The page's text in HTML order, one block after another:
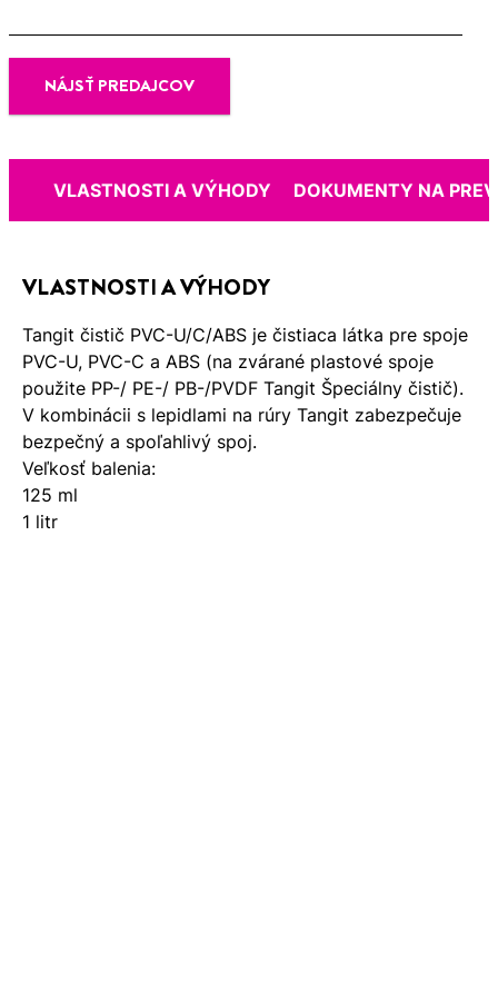
NÁJSŤ PREDAJCOV
VLASTNOSTI A VÝHODY DOKUMENTY NA
VLASTNOSTI A VÝHODY
Tangit čistič PVC-U/C/ABS je čistiaca látka pre spoje
PVC-U, PVC-C a ABS (na zvárané plastové spoje
použite PP-/ PE-/ PB-/PVDF Tangit Špeciálny čistič).
V kombinácii s lepidlami na rúry Tangit zabezpečuje
bezpečný a spoľahlivý spoj.
Veľkosť balenia:
125 ml
1 litr